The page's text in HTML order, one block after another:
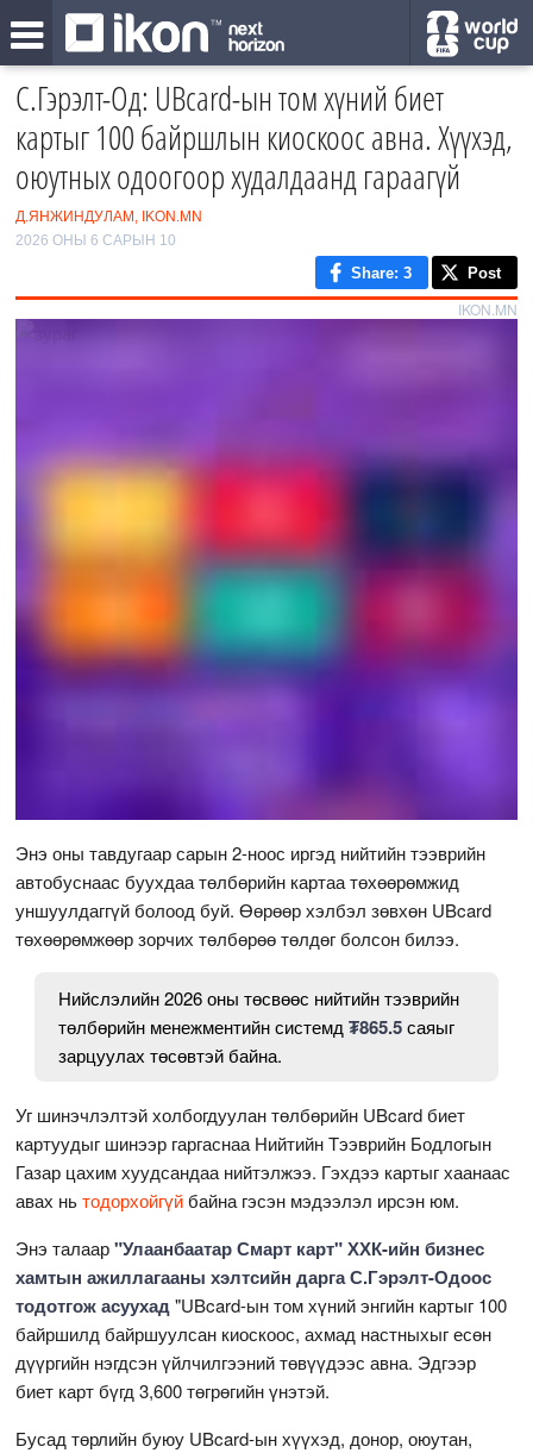
С.Гэрэлт-Од: UBcard-ын том хүний биет
картыг 100 байршлын киоскоос авна. Хүүхэд,
оюутных одоогоор худалдаанд гараагүй
Д.ЯНЖИНДУЛАМ, IKON.MN
2026 ОНЫ 6 САРЫН 10
Share: 3 Post
IKON.MN
Энэ оны тавдугаар сарын 2-ноос иргэд нийтийн тээврийн
автобуснаас буухдаа төлбөрийн картаа төхөөрөмжид
уншуулдаггүй болоод буй. Өөрөөр хэлбэл зөвхөн UBcard
төхөөрөмжөөр зорчих төлбөрөө төлдөг болсон билээ.
Нийслэлийн 2026 оны төсвөөс нийтийн тээврийн
төлбөрийн менежментийн системд₮865.5саяыг
зарцуулах төсөвтэй байна.
Уг шинэчлэлтэй холбогдуулан төлбөрийн UBcard биет
картуудыг шинээр гаргаснаа Нийтийн Тээврийн Бодлогын
Газар цахим хуудсандаа нийтэлжээ. Гэхдээ картыг хаанаас
авах ньтодорхойгүйбайна гэсэн мэдээлэл ирсэн юм.
Энэ талаар"Улаанбаатар Смарт карт" ХХК-ийн бизнес
хамтын ажиллагааны хэлтсийн дарга С.Гэрэлт-Одоос
тодотгож асуухад"UBcard-ын том хүний энгийн картыг 100
байршилд байршуулсан киоскоос, ахмад настныхыг есөн
дүүргийн нэгдсэн үйлчилгээний төвүүдээс авна. Эдгээр
биет карт бүгд 3,600 төгрөгийн үнэтэй.
Бусад төрлийн буюу UBcard-ын хүүхэд, донор, оюутан,